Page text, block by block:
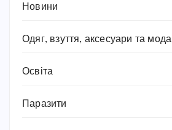
Новини
Одяг, взуття, аксесуари та мода
Освіта
Паразити